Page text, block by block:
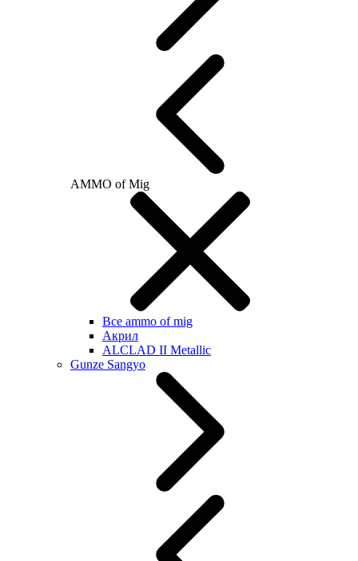
AMMO of Mig
Все ammo of mig
Акрил
ALCLAD II Metallic
Gunze Sangyo